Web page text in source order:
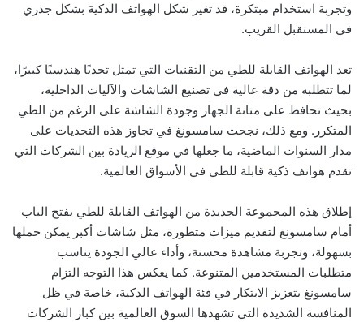
وتجربة استخدام مبتكرة، قد تغير شكل الهواتف الذكية بشكل جذري
في المستقبل القريب.
تعد الهواتف القابلة للطي من التقنيات التي تمثل تحديًا هندسيًا كبيرًا،
لما تتطلبه من دقة عالية في تصنيع الشاشات والآليات الداخلية،
بحيث تحافظ على متانة الجهاز وجودة الشاشة على الرغم من الطي
المتكرر. ومع ذلك، نجحت سامسونغ في تجاوز هذه التحديات على
مدار السنوات الماضية، ما جعلها في موقع الريادة بين الشركات التي
تقدم هواتف ذكية قابلة للطي في الأسواق العالمية.
إطلاق هذه المجموعة الجديدة من الهواتف القابلة للطي يفتح الباب
أمام سامسونغ لتقديم ميزات متطورة، مثل شاشات أكبر يمكن حملها
بسهولة، وتجربة مشاهدة محسنة، وأداء عالي الجودة يناسب
متطلبات المستخدمين المتنوعة. كما يعكس هذا التوجه التزام
سامسونغ بتعزيز الابتكار في فئة الهواتف الذكية، خاصة في ظل
المنافسة الشديدة التي تشهدها السوق العالمية بين كبار الشركات